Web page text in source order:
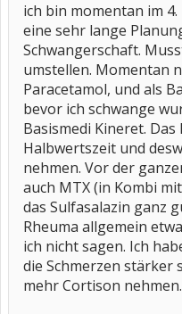
ich bin momentan im
eine sehr lange
Schwangerschaft.
umstellen. Momentan
Paracetamol, und als
bevor ich schwange
Basismedi Kineret.
Halbwertszeit und
nehmen. Vor der
auch MTX (in Kombi
das Sulfasalazin ganz
Rheuma allgemein
ich nicht sagen. Ich
die Schmerzen stärker
mehr Cortison nehmen.